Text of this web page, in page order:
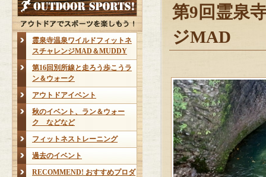
霊泉寺温泉ワイルドフィットネ
スチャレンジMAD＆MUDDY
第16回別所線と走ろう歩こうラ
ン＆ウォーク
アウトドアイベント
秋のイベント、ラン＆ウォー
ク などなど
フィットネストレーニング
過去のイベント
RECOMMEND! おすすめプロダ
第9回霊泉
ジMAD